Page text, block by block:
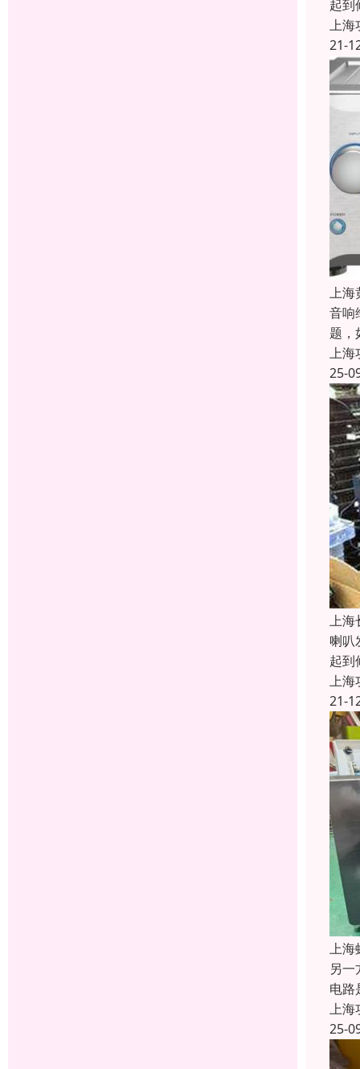
起到
上海
21-
上海
音响
题，
上海
25-
上海
喇叭
起到
上海
21-
上海
另
电路
上海
25-